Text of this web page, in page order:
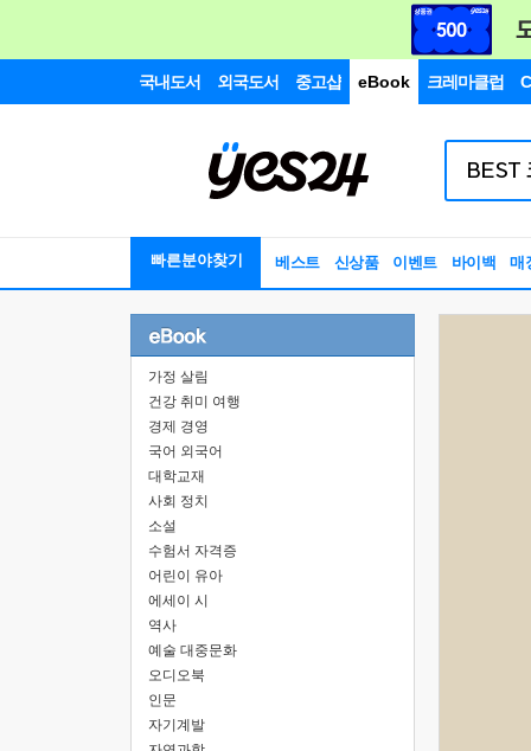
국내도서 외국도서 중고샵 eBook 크레마클럽
빠른분야찾기 베스트 신상품 이벤트 바이백 매
가정 살림
건강 취미 여행
경제 경영
국어 외국어
대학교재
사회 정치
소설
수험서 자격증
어린이 유아
에세이 시
역사
예술 대중문화
오디오북
인문
자기계발